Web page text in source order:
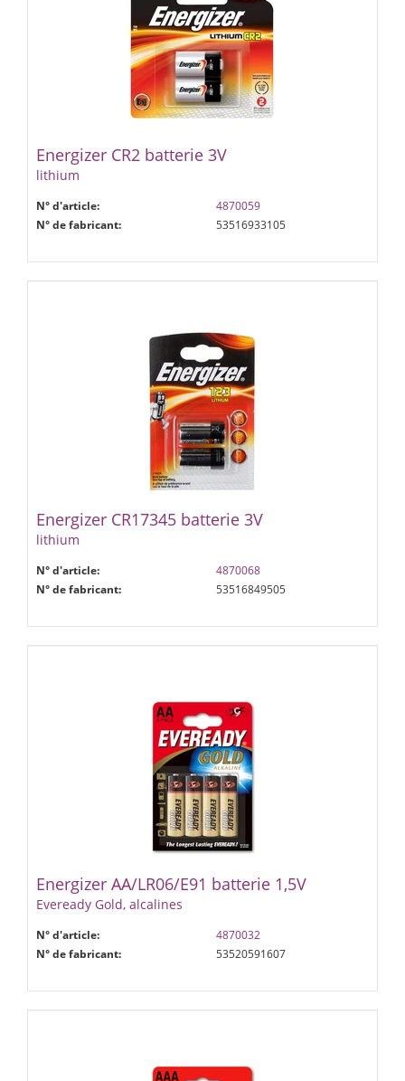
Energizer CR2 batterie 3V
lithium
N° d'article:
4870059
N° de fabricant:
53516933105
Energizer CR17345 batterie 3V
lithium
N° d'article:
4870068
N° de fabricant:
53516849505
Energizer AA/LR06/E91 batterie 1,5V
Eveready Gold, alcalines
N° d'article:
4870032
N° de fabricant:
53520591607